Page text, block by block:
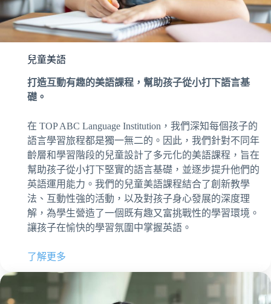
兒童美語
打造互動有趣的美語課程，幫助孩子從小打下語言基
礎。
在 TOP ABC Language Institution，我們深知每個孩子的
語言學習旅程都是獨一無二的。因此，我們針對不同年
齡層和學習階段的兒童設計了多元化的美語課程，旨在
幫助孩子從小打下堅實的語言基礎，並逐步提升他們的
英語運用能力。我們的兒童美語課程結合了創新教學
法、互動性強的活動，以及對孩子身心發展的深度理
解，為學生營造了一個既有趣又富挑戰性的學習環境。
讓孩子在愉快的學習氛圍中掌握英語。
了解更多